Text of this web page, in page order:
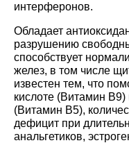
интерферонов.
Обладает
разрушению
способствует
желез, в том числе
известен тем, что
кислоте (Витамин В9)
(Витамин В5),
дефицит при
анальгетиков,